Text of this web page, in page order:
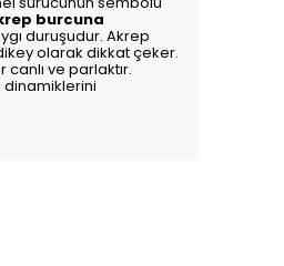
burcuna
duruşudur. Akrep
olarak dikkat çeker.
ve parlaktır.
dinamiklerini